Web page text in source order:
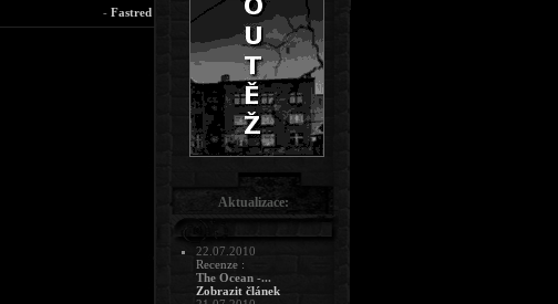
- Fastred
Aktualizace:
22.07.2010
Recenze :
The Ocean -...
Zobrazit článek